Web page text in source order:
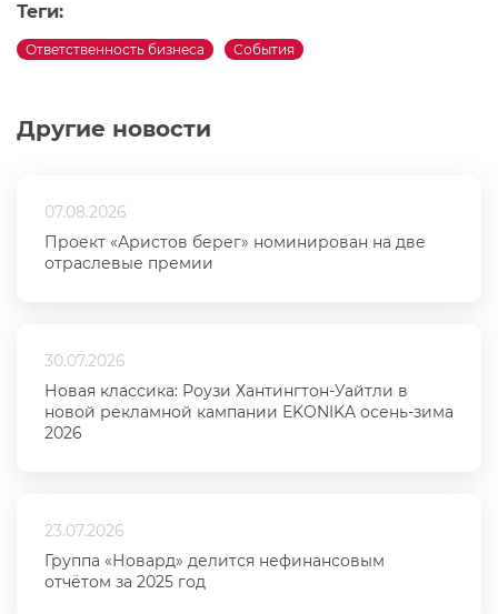
Другие новости
07.08.2026
Проект «Аристов берег» номинирован на две
отраслевые премии
30.07.2026
Новая классика: Роузи Хантингтон-Уайтли в
новой рекламной кампании EKONIKA осень-зима
2026
23.07.2026
Группа «Новард» делится нефинансовым
отчётом за 2025 год
Теги:
Ответственность бизнеса События